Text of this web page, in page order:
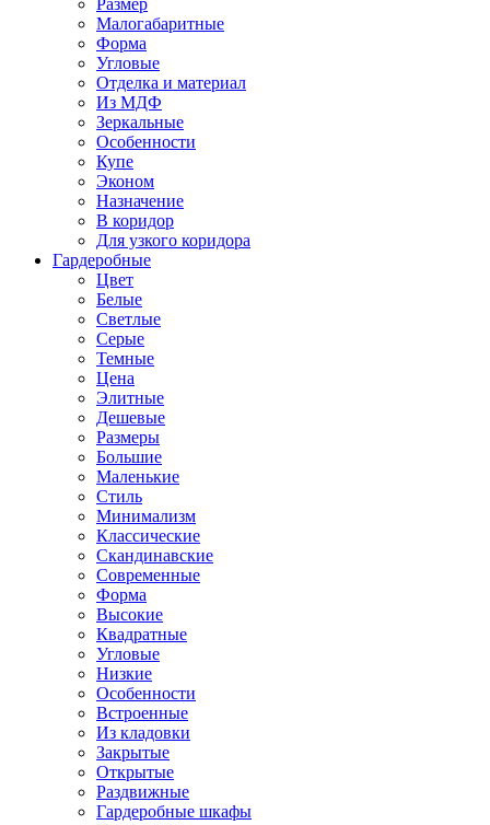
Размер
Малогабаритные
Форма
Угловые
Отделка и материал
Из МДФ
Зеркальные
Особенности
Купе
Эконом
Назначение
В коридор
Для узкого коридора
Гардеробные
Цвет
Белые
Светлые
Серые
Темные
Цена
Элитные
Дешевые
Размеры
Большие
Маленькие
Стиль
Минимализм
Классические
Скандинавские
Современные
Форма
Высокие
Квадратные
Угловые
Низкие
Особенности
Встроенные
Из кладовки
Закрытые
Открытые
Раздвижные
Гардеробные шкафы